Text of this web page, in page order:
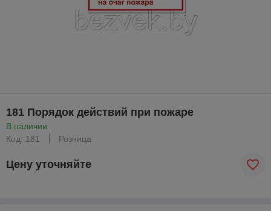
181 Порядок действий при пожаре
В наличии
Код: 181
Розница
Цену уточняйте